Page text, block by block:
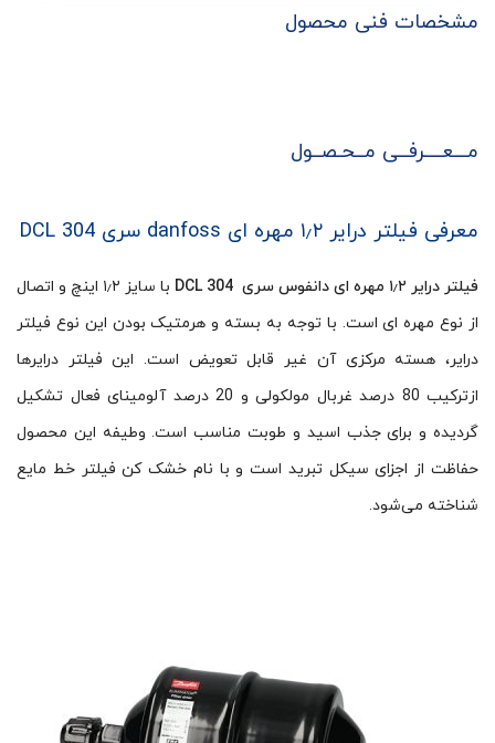
مشخصات فنی محصول
مـــعــــرفــی مــحـصــول
معرفی فیلتر درایر ۱٫۲ مهره ای danfoss سری DCL 304
فیلتر درایر ۱٫۲ مهره ای دانفوس سری DCL 304
با سایز ۱٫۲ اینچ و اتصال
از نوع مهره ای است. با توجه به بسته و هرمتیک بودن این نوع فیلتر
درایر، هسته مرکزی آن غیر قابل تعویض است. این فیلتر درایرها
ازترکیب 80 درصد غربال مولکولی و 20 درصد آلومینای فعال تشکیل
گردیده و برای جذب اسید و طوبت مناسب است. وطیفه این محصول
حفاظت از اجزای سیکل تبرید است و با نام خشک کن فیلتر خط مایع
شناخته می‌شود.